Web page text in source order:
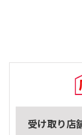
受け取り店